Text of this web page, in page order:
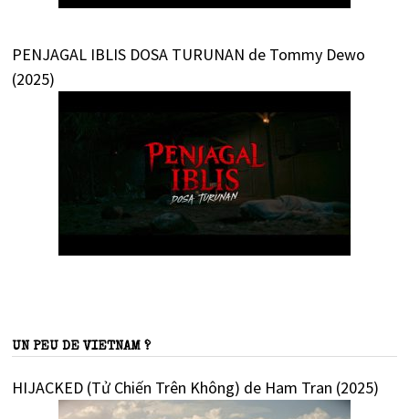
PENJAGAL IBLIS DOSA TURUNAN de Tommy Dewo
(2025)
UN PEU DE VIETNAM ?
HIJACKED (Tử Chiến Trên Không) de Ham Tran (2025)